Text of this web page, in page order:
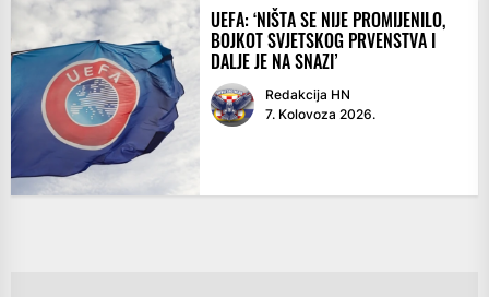
UEFA: ‘NIŠTA SE NIJE PROMIJENILO,
BOJKOT SVJETSKOG PRVENSTVA I
DALJE JE NA SNAZI’
Redakcija HN
7. Kolovoza 2026.